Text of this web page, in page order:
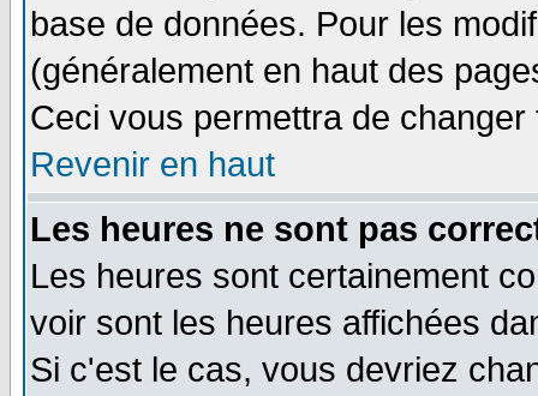
base de données. Pour les
(généralement en haut des
Ceci vous permettra de
Revenir en haut
Les heures ne sont pas
Les heures sont certainement
voir sont les heures affichées
Si c'est le cas, vous devriez